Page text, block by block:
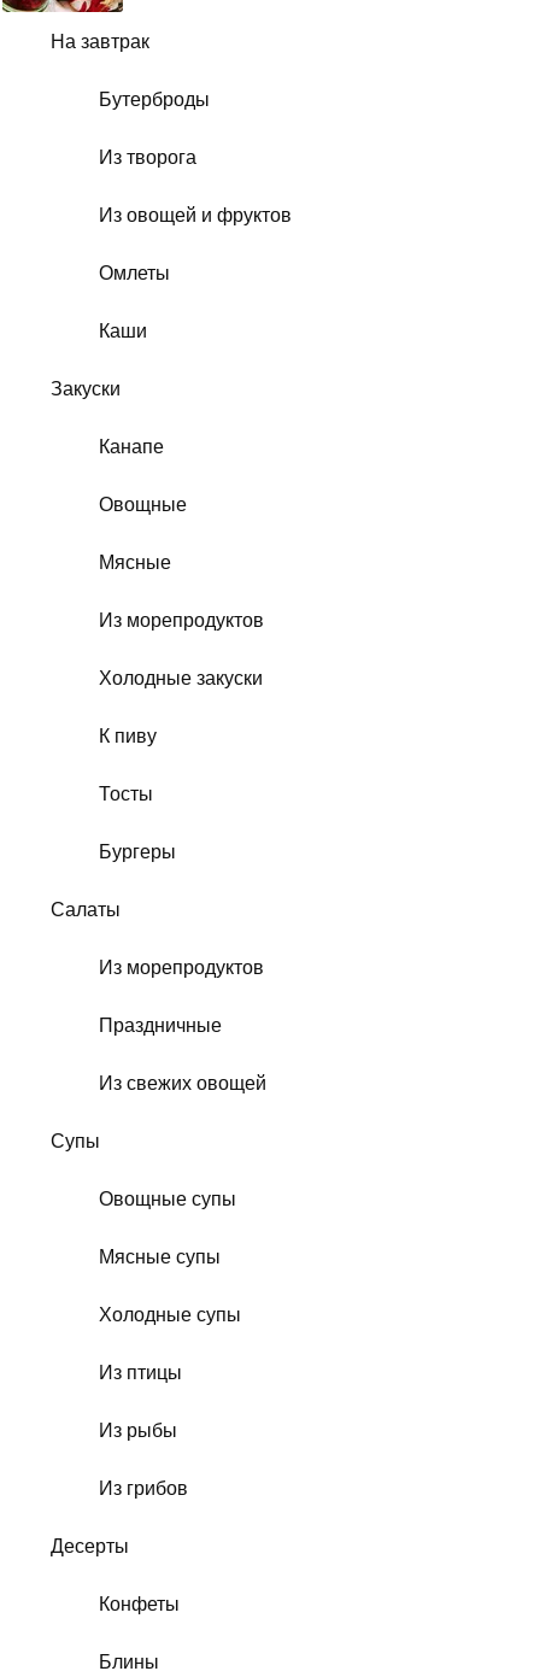
На завтрак
Бутерброды
Из творога
Из овощей и фруктов
Омлеты
Каши
Закуски
Канапе
Овощные
Мясные
Из морепродуктов
Холодные закуски
К пиву
Тосты
Бургеры
Салаты
Из морепродуктов
Праздничные
Из свежих овощей
Супы
Овощные супы
Мясные супы
Холодные супы
Из птицы
Из рыбы
Из грибов
Десерты
Конфеты
Блины